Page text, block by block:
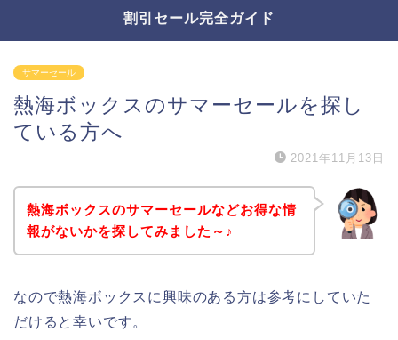
割引セール完全ガイド
サマーセール
熱海ボックスのサマーセールを探し
ている方へ
2021年11月13日
熱海ボックスのサマーセールなどお得な情
報がないかを探してみました～♪
なので熱海ボックスに興味のある方は参考にしていた
だけると幸いです。